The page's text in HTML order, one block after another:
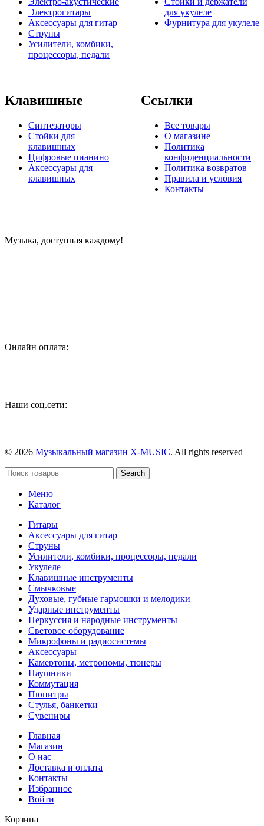
Электрогитары
Аксессуары для гитар
Струны
Усилители, комбики,
процессоры, педали
для укулеле
Фурнитура для укулеле
Клавишные
Синтезаторы
Стойки для
клавишных
Цифровые пианино
Аксессуары для
клавишных
Ссылки
Все товары
О магазине
Политика
конфиденциальности
Политика возвратов
Правила и условия
Контакты
Музыка, доступная каждому!
Онлайн оплата:
Наши соц.сети:
© 2026 Музыкальный магазин X-MUSIC. All rights reserved
Search
Меню
Каталог
Гитары
Аксессуары для гитар
Струны
Усилители, комбики, процессоры, педали
Укулеле
Клавишные инструменты
Смычковые
Духовые, губные гармошки и мелодики
Ударные инструменты
Перкуссия и народные инструменты
Световое оборудование
Микрофоны и радиосистемы
Аксессуары
Камертоны, метрономы, тюнеры
Наушники
Коммутация
Пюпитры
Стулья, банкетки
Сувениры
Главная
Магазин
О нас
Доставка и оплата
Контакты
Избранное
Войти
Корзина